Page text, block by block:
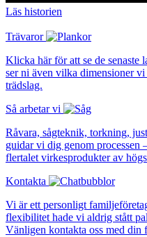
Läs historien
Trävaror
Klicka här för att se de senaste
ser ni även vilka dimensioner
trädslag.
Så arbetar vi
Råvara, sågteknik, torkning,
guidar vi dig genom
flertalet virkesprodukter av
Kontakta
Vi är ett personligt
flexibilitet hade vi aldrig stått
Vänligen kontakta oss med din